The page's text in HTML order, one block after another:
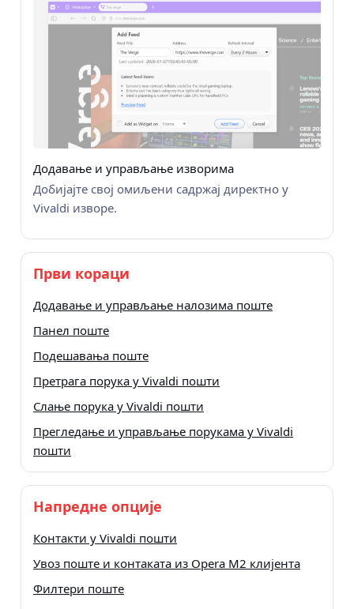
Додавање и управљање изворима
Добијајте свој омиљени садржај директно у
Vivaldi изворе.
Први кораци
Додавање и управљање налозима поште
Панел поште
Подешавања поште
Претрага порука у Vivaldi пошти
Слање порука у Vivaldi пошти
Прегледање и управљање порукама у Vivaldi
пошти
Напредне опције
Контакти у Vivaldi пошти
Увоз поште и контаката из Opera M2 клијента
Филтери поште